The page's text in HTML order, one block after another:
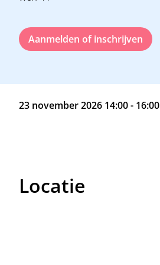
Aanmelden of inschrijven
23 november 2026 14:00 - 16:00
Locatie